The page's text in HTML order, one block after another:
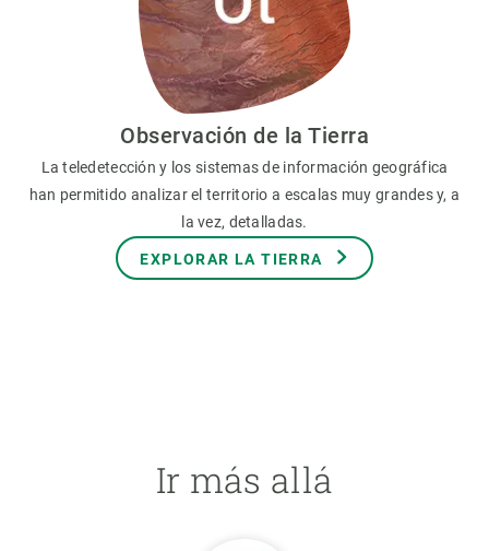
Observación de la Tierra
La teledetección y los sistemas de información geográfica
han permitido analizar el territorio a escalas muy grandes y, a
la vez, detalladas.
EXPLORAR LA TIERRA
Ir más allá